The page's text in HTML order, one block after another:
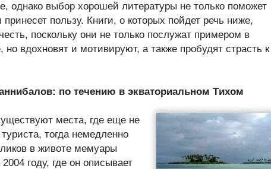
однако выбор хорошей литературы не только поможет
пользу. Книги, о которых пойдет речь ниже,
поскольку они не только послужат примером в
но вдохновят и мотивируют, а также пробудят страсть к
по течению в экваториальном Tихом
места, где еще не
тогда немедленно
в животе мемуары
году, где он описывает